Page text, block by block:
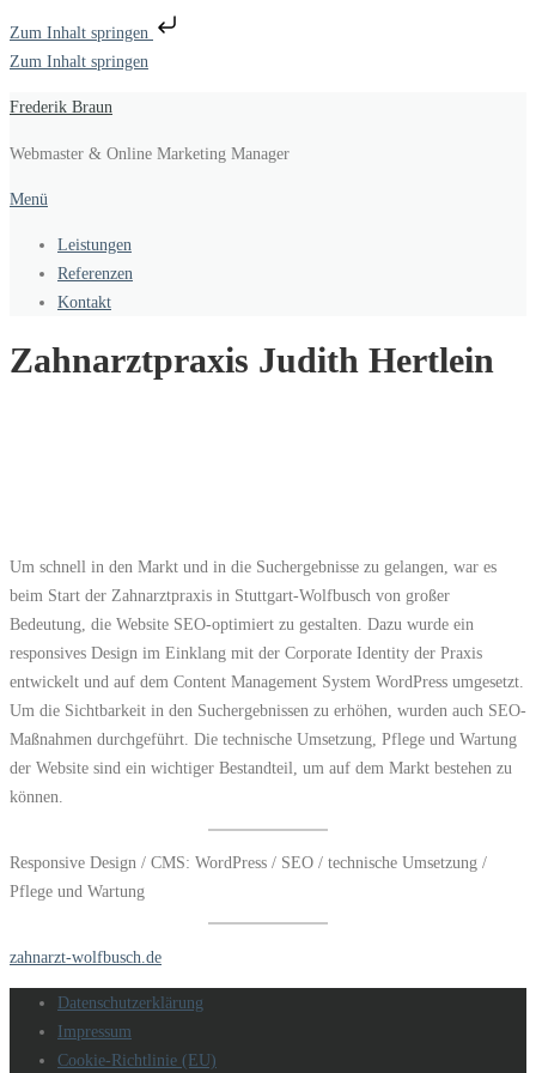
Zum Inhalt springen
Zum Inhalt springen
Frederik Braun
Webmaster & Online Marketing Manager
Menü
Leistungen
Referenzen
Kontakt
Zahnarztpraxis Judith Hertlein
Um schnell in den Markt und in die Suchergebnisse zu gelangen, war es
beim Start der Zahnarztpraxis in Stuttgart-Wolfbusch von großer
Bedeutung, die Website SEO-optimiert zu gestalten. Dazu wurde ein
responsives Design im Einklang mit der Corporate Identity der Praxis
entwickelt und auf dem Content Management System WordPress umgesetzt.
Um die Sichtbarkeit in den Suchergebnissen zu erhöhen, wurden auch SEO-
Maßnahmen durchgeführt. Die technische Umsetzung, Pflege und Wartung
der Website sind ein wichtiger Bestandteil, um auf dem Markt bestehen zu
können.
Responsive Design / CMS: WordPress / SEO / technische Umsetzung /
Pflege und Wartung
zahnarzt-wolfbusch.de
Datenschutzerklärung
Impressum
Cookie-Richtlinie (EU)